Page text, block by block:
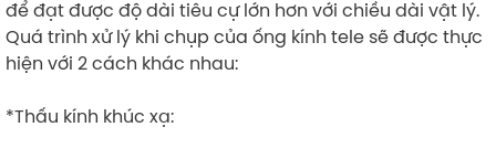
để đạt được độ dài tiêu cự lớn hơn với chiều dài vật lý.
Quá trình xử lý khi chụp của ống kính tele sẽ được thực
hiện với 2 cách khác nhau:
*Thấu kính khúc xạ: